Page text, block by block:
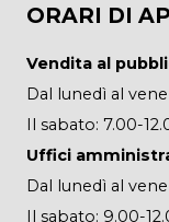
ORARI DI
Vendita al
Dal lunedì al
Il sabato: 7.00-
Uffici
Dal lunedì al
Il sabato: 9.00-